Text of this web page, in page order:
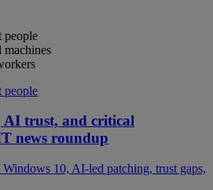
people
machines
people
AI trust, and critical
news roundup
10, AI-led patching, trust gaps,